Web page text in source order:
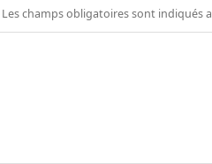
Les champs obligatoires sont indiqués